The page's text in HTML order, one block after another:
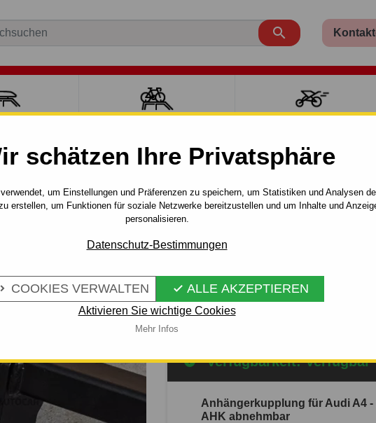
schätzen Ihre Privatsphäre
um Einstellungen und Präferenzen zu speichern, um Statistiken und Analysen
erstellen, um Funktionen für soziale Netzwerke bereitzustellen und um Inhalte und
personalisieren.
Datenschutz-Bestimmungen
COOKIES VERWALTEN  ALLE AKZEPTIEREN
Aktivieren Sie wichtige Cookies
Mehr Infos

Anhängerkupplung für Audi A4 -
AUDI A4 -
Artikel-Nr.:
Anhängerkupplung - automat–AHK
Mehr Infos
Verfügbarkeit: Verfügbar
Anhängerkupplung für Audi A4 -
AHK abnehmbar